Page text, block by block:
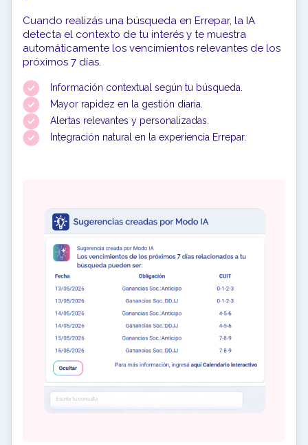
Cuando realizás una búsqueda en Errepar, la IA
detecta el contexto de tu interés y te muestra
automáticamente los vencimientos relevantes de los
próximos 7 días.
Información contextual según tu búsqueda.
Mayor rapidez en la gestión diaria.
Alertas relevantes y personalizadas.
Integración natural en la experiencia Errepar.